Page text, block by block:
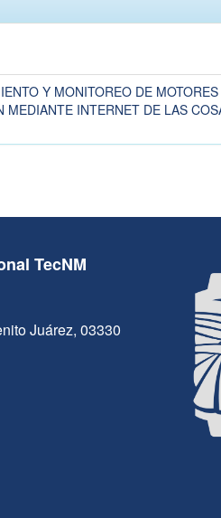
Y MONITOREO DE
MEDIANTE INTERNET DE LAS
TecNM
Juárez, 03330